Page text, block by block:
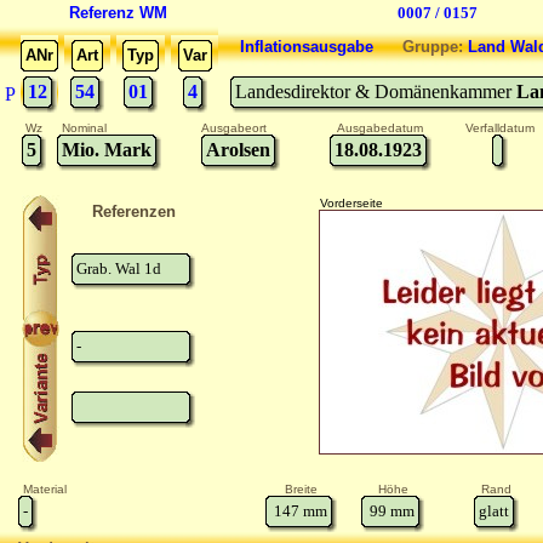
Referenz WM 0007 / 0157
ANr Art Typ Var
P 12 54 01 4
InflationsausgabeGruppe:Land
Landesdirektor & Domänenkammer
Wz Nominal Ausgabeort Ausgabedatum Verfalldatum
5 Mio. Mark Arolsen 18.08.1923
Referenzen
Grab. Wal 1d
-
Vorderseite
Material Breite Höhe Rand
- 147 mm 99 mm glatt